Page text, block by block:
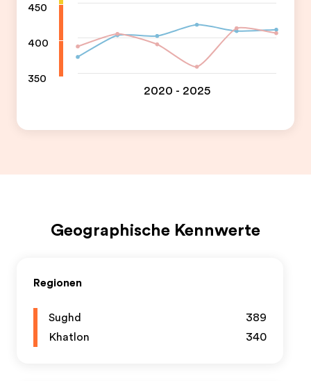
450
400
350
2020 - 2025
Geographische Kennwerte
Regionen
Sughd
389
Khatlon
340